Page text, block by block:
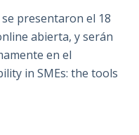
presentaron el 18
abierta, y serán
en el
in SMEs: the tools